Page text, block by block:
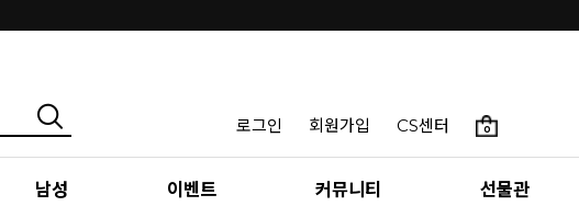
로그인 회원가입 CS센터 0
남성 이벤트 커뮤니티 선물관